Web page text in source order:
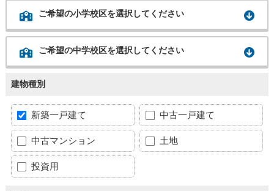
ご希望の小学校区を選択してください
ご希望の中学校区を選択してください
建物種別
新築一戸建て 中古一戸建て
中古マンション 土地
投資用